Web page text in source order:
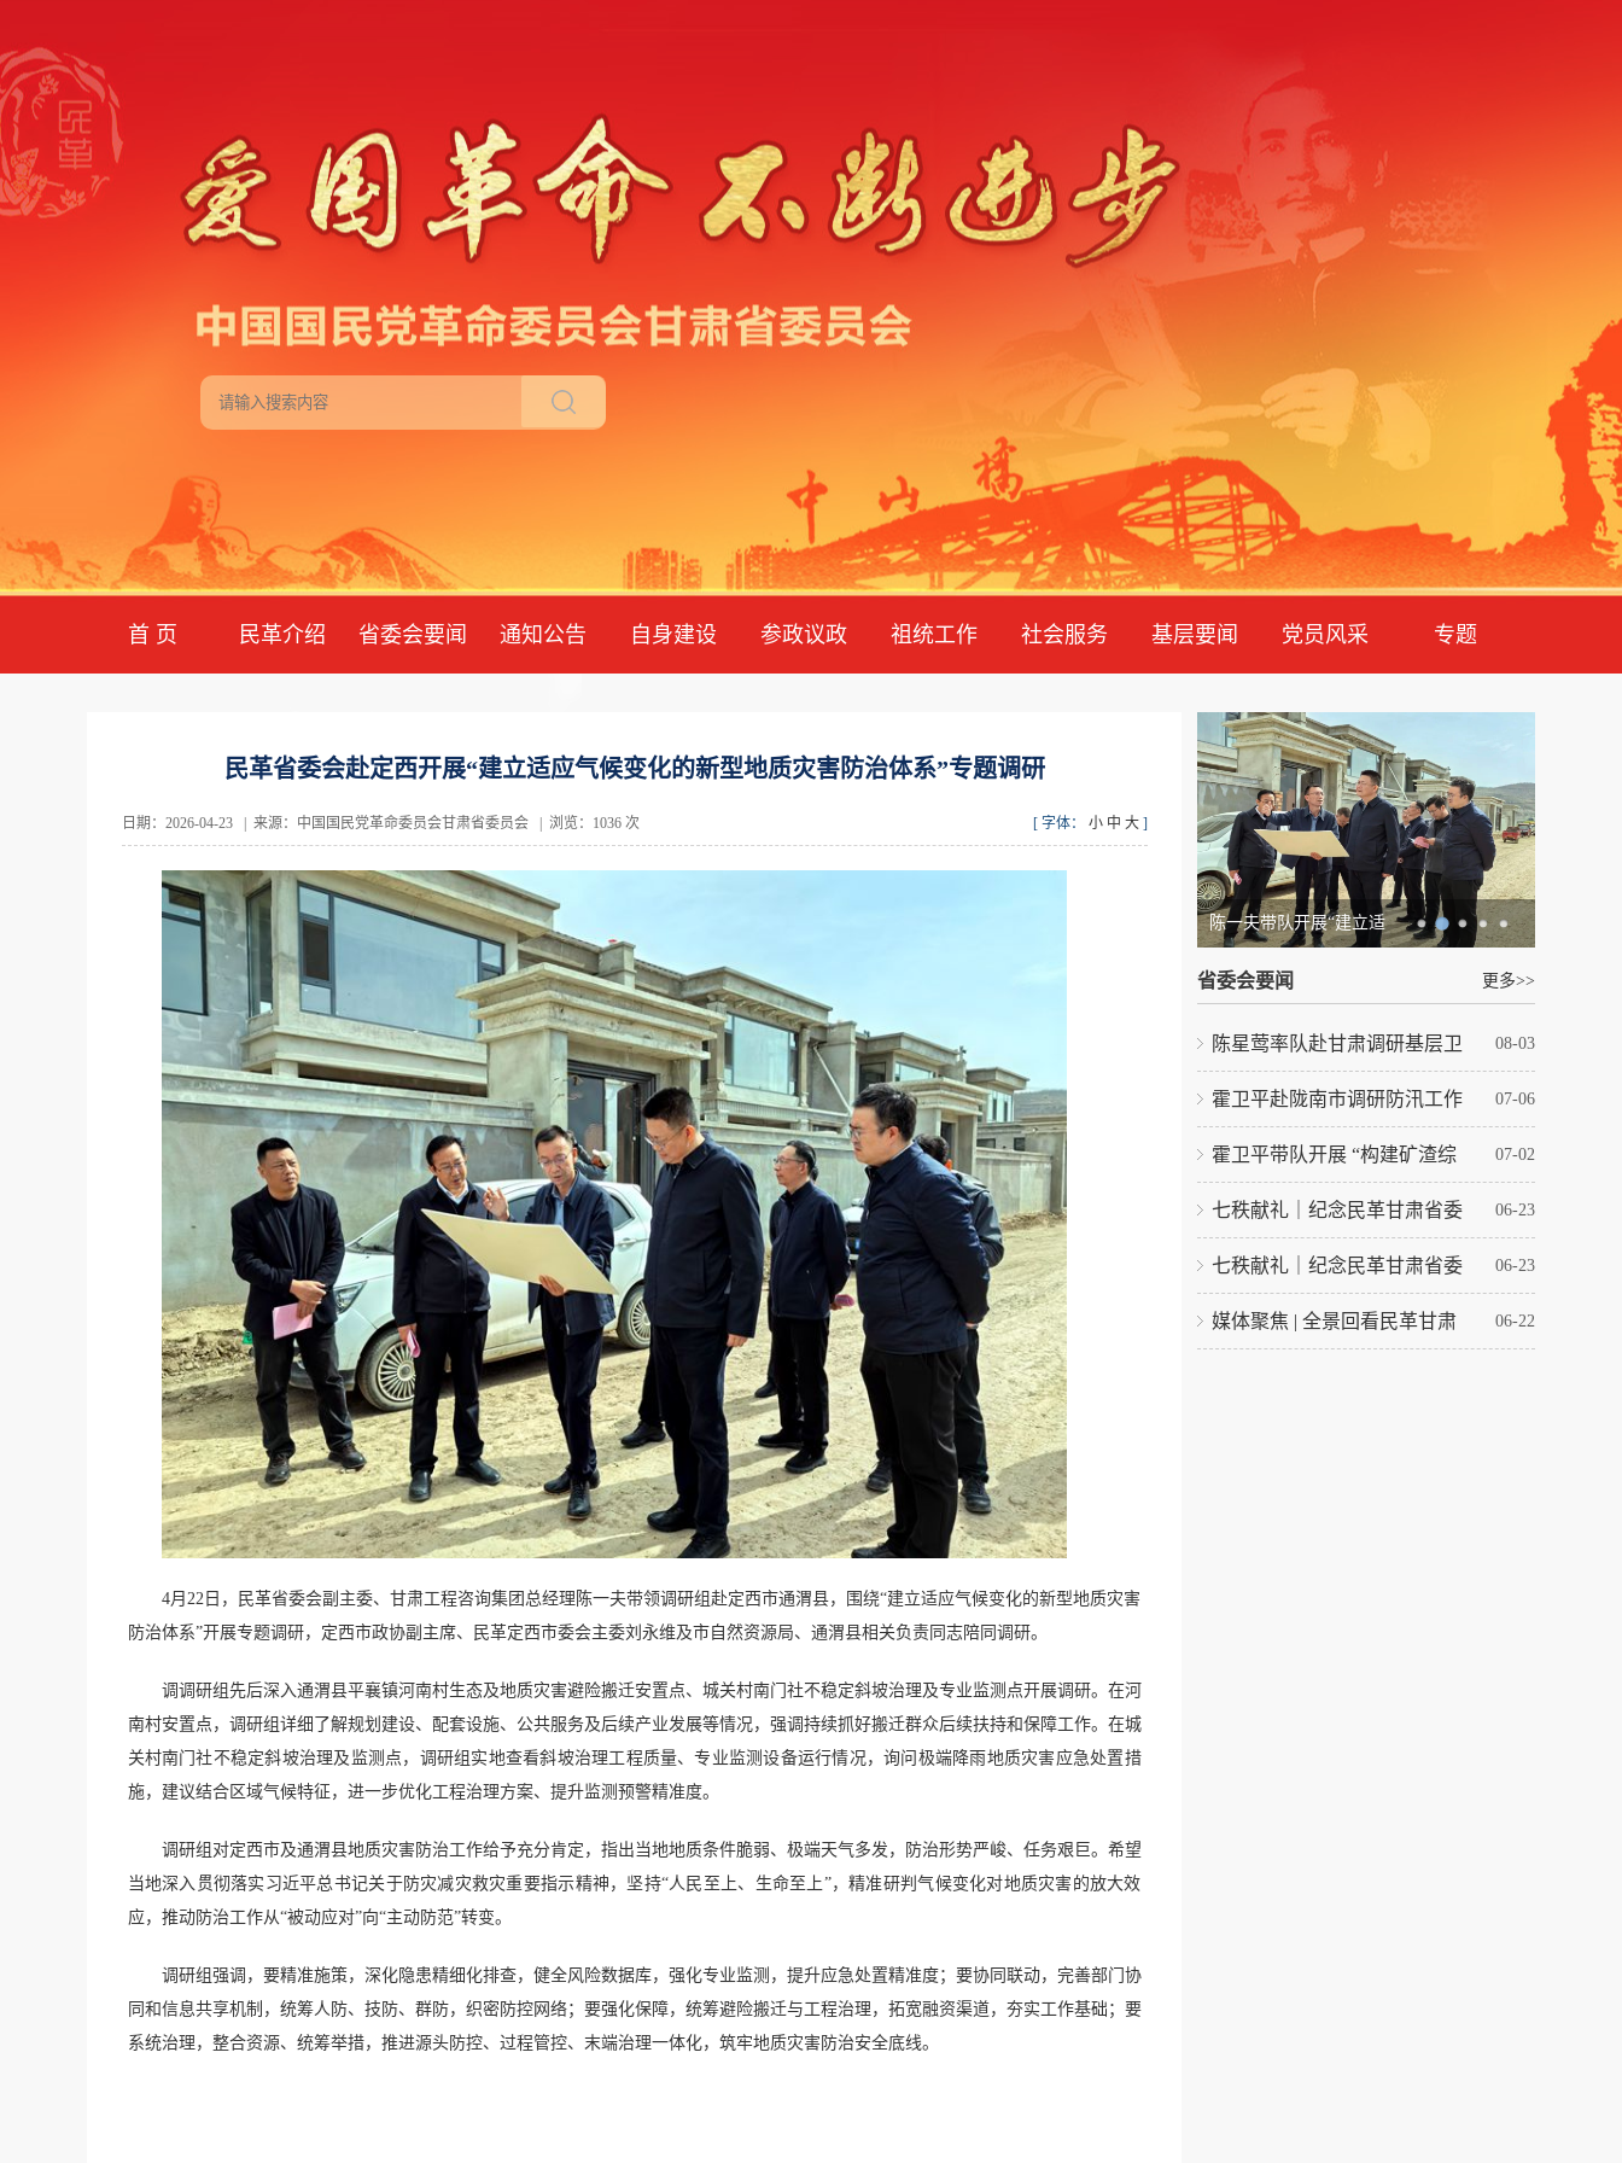
首 页 民革介绍 省委会要闻 通知公告 自身建设 参政议政 祖统工作 社会服务 基层要闻 党员风采 专题
民革省委会赴定西开展“建立适应气候变化的新型地质灾害防治体系”专题调研
日期：2026-04-23 | 来源：中国国民党革命委员会甘肃省委员会 | 浏览：1036 次 [ 字体： 小 中 大]
4月22日，民革省委会副主委、甘肃工程咨询集团总经理陈一夫带领调研组赴定西市通渭县，围绕“建立适应气候变化的新型地质灾害
防治体系”开展专题调研，定西市政协副主席、民革定西市委会主委刘永维及市自然资源局、通渭县相关负责同志陪同调研。
调调研组先后深入通渭县平襄镇河南村生态及地质灾害避险搬迁安置点、城关村南门社不稳定斜坡治理及专业监测点开展调研。在河
南村安置点，调研组详细了解规划建设、配套设施、公共服务及后续产业发展等情况，强调持续抓好搬迁群众后续扶持和保障工作。在城
关村南门社不稳定斜坡治理及监测点，调研组实地查看斜坡治理工程质量、专业监测设备运行情况，询问极端降雨地质灾害应急处置措
施，建议结合区域气候特征，进一步优化工程治理方案、提升监测预警精准度。
调研组对定西市及通渭县地质灾害防治工作给予充分肯定，指出当地地质条件脆弱、极端天气多发，防治形势严峻、任务艰巨。希望
当地深入贯彻落实习近平总书记关于防灾减灾救灾重要指示精神，坚持“人民至上、生命至上”，精准研判气候变化对地质灾害的放大效
应，推动防治工作从“被动应对”向“主动防范”转变。
调研组强调，要精准施策，深化隐患精细化排查，健全风险数据库，强化专业监测，提升应急处置精准度；要协同联动，完善部门协
同和信息共享机制，统筹人防、技防、群防，织密防控网络；要强化保障，统筹避险搬迁与工程治理，拓宽融资渠道，夯实工作基础；要
系统治理，整合资源、统筹举措，推进源头防控、过程管控、末端治理一体化，筑牢地质灾害防治安全底线。
陈一夫带队开展“建立适
省委会要闻 更多>>
陈星莺率队赴甘肃调研基层卫 08-03
霍卫平赴陇南市调研防汛工作 07-06
霍卫平带队开展 “构建矿渣综 07-02
七秩献礼｜纪念民革甘肃省委 06-23
七秩献礼｜纪念民革甘肃省委 06-23
媒体聚焦 | 全景回看民革甘肃 06-22